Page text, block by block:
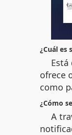
¿Cuál es
ofrece
como
¿Cómo
A